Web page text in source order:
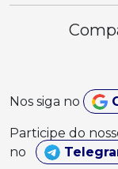
Nos siga no
Participe do
no